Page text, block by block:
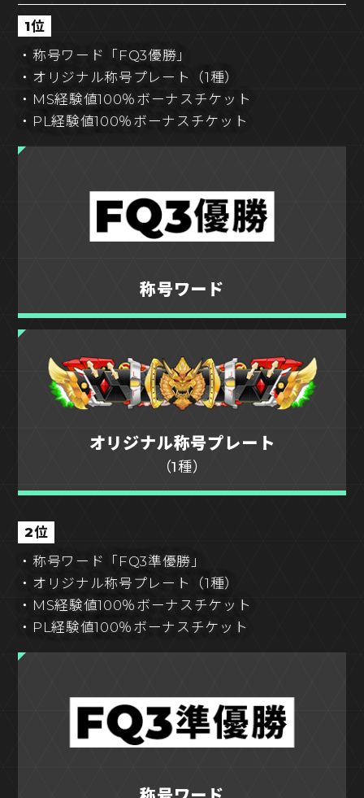
1位
・称号ワード「FQ3優勝」
・オリジナル称号プレート（1種）
・MS経験値100％ボーナスチケット
・PL経験値100％ボーナスチケット
称号ワード
オリジナル称号プレート
（1種）
2位
・称号ワード「FQ3準優勝」
・オリジナル称号プレート（1種）
・MS経験値100％ボーナスチケット
・PL経験値100％ボーナスチケット